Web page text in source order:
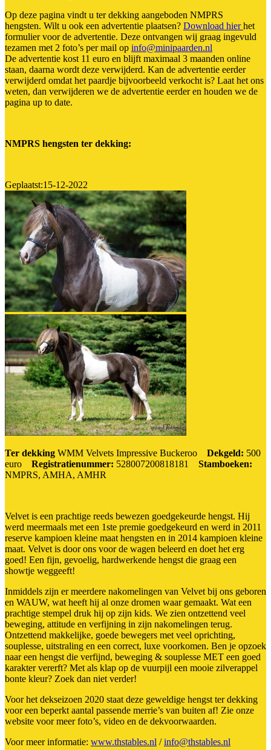
Op deze pagina vindt u ter dekking aangeboden NMPRS
hengsten. Wilt u ook een advertentie plaatsen? Download hierhet
formulier voor de advertentie. Deze ontvangen wij graag ingevuld
tezamen met 2 foto’s per mail op info@minipaarden.nl
De advertentie kost 11 euro en blijft maximaal 3 maanden online
staan, daarna wordt deze verwijderd. Kan de advertentie eerder
verwijderd omdat het paardje bijvoorbeeld verkocht is? Laat het ons
weten, dan verwijderen we de advertentie eerder en houden we de
pagina up to date.
NMPRS hengsten ter dekking:
Geplaatst:15-12-2022
Ter dekking WMM Velvets Impressive Buckeroo Dekgeld: 500
euro Registratienummer: 528007200818181 Stamboeken:
NMPRS, AMHA, AMHR
Velvet is een prachtige reeds bewezen goedgekeurde hengst. Hij
werd meermaals met een 1ste premie goedgekeurd en werd in 2011
reserve kampioen kleine maat hengsten en in 2014 kampioen kleine
maat. Velvet is door ons voor de wagen beleerd en doet het erg
goed! Een fijn, gevoelig, hardwerkende hengst die graag een
showtje weggeeft!
Inmiddels zijn er meerdere nakomelingen van Velvet bij ons geboren
en WAUW, wat heeft hij al onze dromen waar gemaakt. Wat een
prachtige stempel druk hij op zijn kids. We zien ontzettend veel
beweging, attitude en verfijning in zijn nakomelingen terug.
Ontzettend makkelijke, goede bewegers met veel oprichting,
souplesse, uitstraling en een correct, luxe voorkomen. Ben je opzoek
naar een hengst die verfijnd, beweging & souplesse MET een goed
karakter vererft? Met als klap op de vuurpijl een mooie zilverappel
bonte kleur? Zoek dan niet verder!
Voor het dekseizoen 2020 staat deze geweldige hengst ter dekking
voor een beperkt aantal passende merrie’s van buiten af! Zie onze
website voor meer foto’s, video en de dekvoorwaarden.
Voor meer informatie: www.thstables.nl /info@thstables.nl